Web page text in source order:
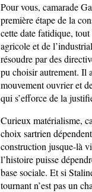
Pour vous, camarade
première étape de la
cette date fatidique,
agricole et de
résoudre par des
pu choisir autrement. Il
mouvement ouvrier et
qui s’efforce de la
Curieux matérialisme,
choix sartrien
construction jusque-là
l’histoire puisse
base sociale. Et si
tournant n’est pas un